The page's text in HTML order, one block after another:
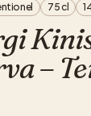
75 cl
–